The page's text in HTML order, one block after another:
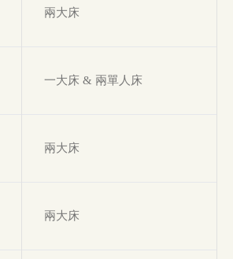
兩大床
一大床 & 兩單人床
兩大床
兩大床